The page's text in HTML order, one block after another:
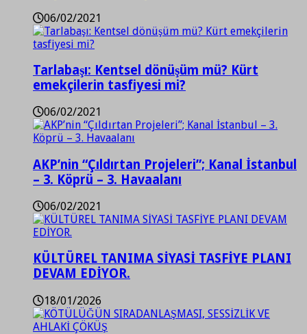
06/02/2021
Tarlabaşı: Kentsel dönüşüm mü? Kürt
emekçilerin tasfiyesi mi?
06/02/2021
AKP’nin “Çıldırtan Projeleri”; Kanal İstanbul
– 3. Köprü – 3. Havaalanı
06/02/2021
KÜLTÜREL TANIMA SİYASİ TASFİYE PLANI
DEVAM EDİYOR.
18/01/2026